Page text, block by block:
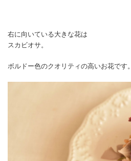
右に向いている大きな花は
スカビオサ。
ボルドー色のクオリティの高いお花です。